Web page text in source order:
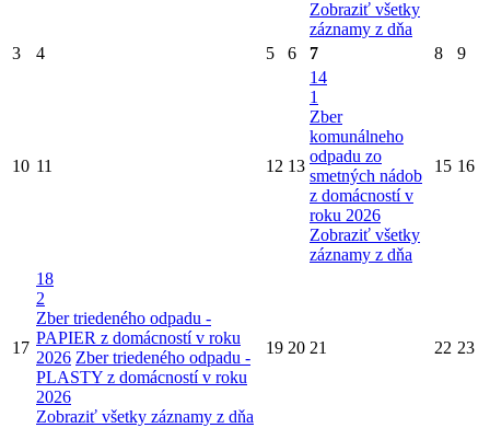
Zobraziť všetky
záznamy z dňa
3
4 5 6 7 8 9
10 11 12 13
14
1
Zber
komunálneho
odpadu zo
smetných nádob
z domácností v
roku 2026
Zobraziť všetky
záznamy z dňa
15 16
17
18
2
Zber triedeného odpadu -
PAPIER z domácností v roku
2026 Zber triedeného odpadu -
PLASTY z domácností v roku
2026
Zobraziť všetky záznamy z dňa
19 20 21 22 23